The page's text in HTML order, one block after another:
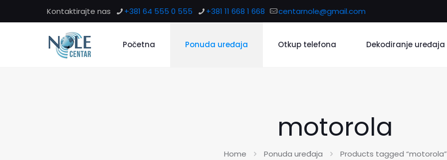
Kontaktirajte nas +381 64 555 0 555 +381 11 668 1 668 centarnole@gmail.com
Početna Ponuda uređaja Otkup telefona Dekodiranje uređaja
motorola
Home Ponuda uređaja Products tagged “motorola”